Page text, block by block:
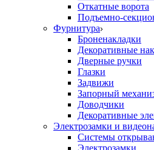
Откатные ворота
Подъемно-
Фурнитура
Броненакладки
Декоративные
Дверные ручки
Глазки
Задвижи
Запорный
Доводчики
Декоративные
Электрозамки и
Системы
Электрозамки